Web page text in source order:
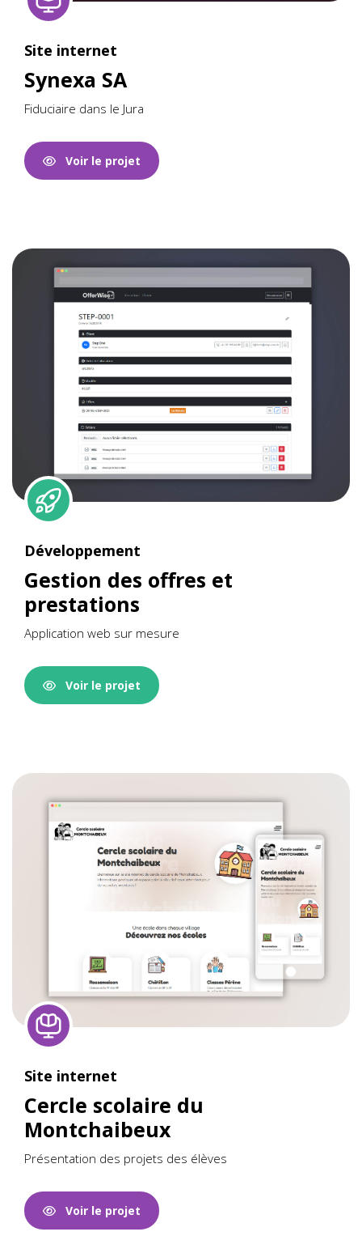
Site internet
Synexa SA
Fiduciaire dans le Jura
Voir le projet
Développement
Gestion des offres et
prestations
Application web sur mesure
Voir le projet
Site internet
Cercle scolaire du
Montchaibeux
Présentation des projets des élèves
Voir le projet